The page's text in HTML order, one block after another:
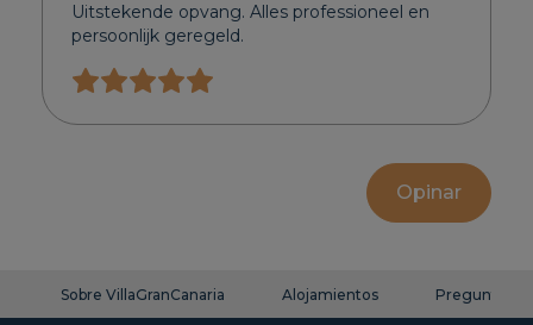
Uitstekende opvang. Alles professioneel en
persoonlijk geregeld.
Opinar
Sobre VillaGranCanaria Alojamientos Preguntas